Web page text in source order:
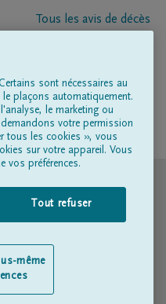
Tous les avis de décès
de pompes funèbres
à la vie privée
sont nécessaires au
plaçons automatiquement.
le marketing ou
votre permission
tous les cookies », vous
sur votre appareil. Vous
vos préférences.
Tout refuser
même